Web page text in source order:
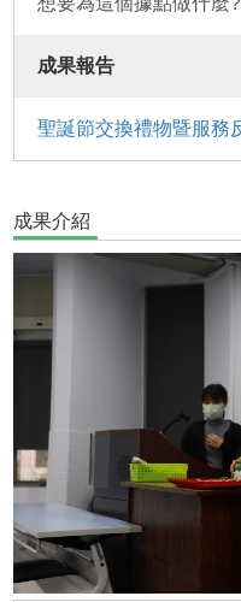
成果報告
聖誕節交換禮物暨服務
成果介紹